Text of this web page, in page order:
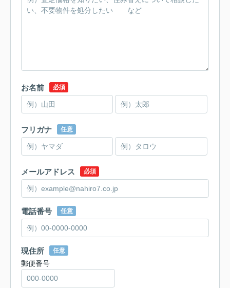
お名前 必須
フリガナ 任意
メールアドレス 必須
電話番号 任意
現住所 任意
郵便番号